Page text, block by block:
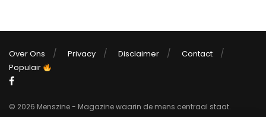
Over Ons Privacy Disclaimer
Contact
Populair
© 2026 Menszine - Magazine waarin de mens centraal staat.